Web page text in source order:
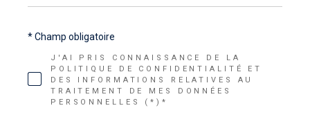
J'AI PRIS CONNAISSANCE DE LA
POLITIQUE DE CONFIDENTIALITÉ ET
DES INFORMATIONS RELATIVES AU
TRAITEMENT DE MES DONNÉES
PERSONNELLES (*)*
* Champ obligatoire